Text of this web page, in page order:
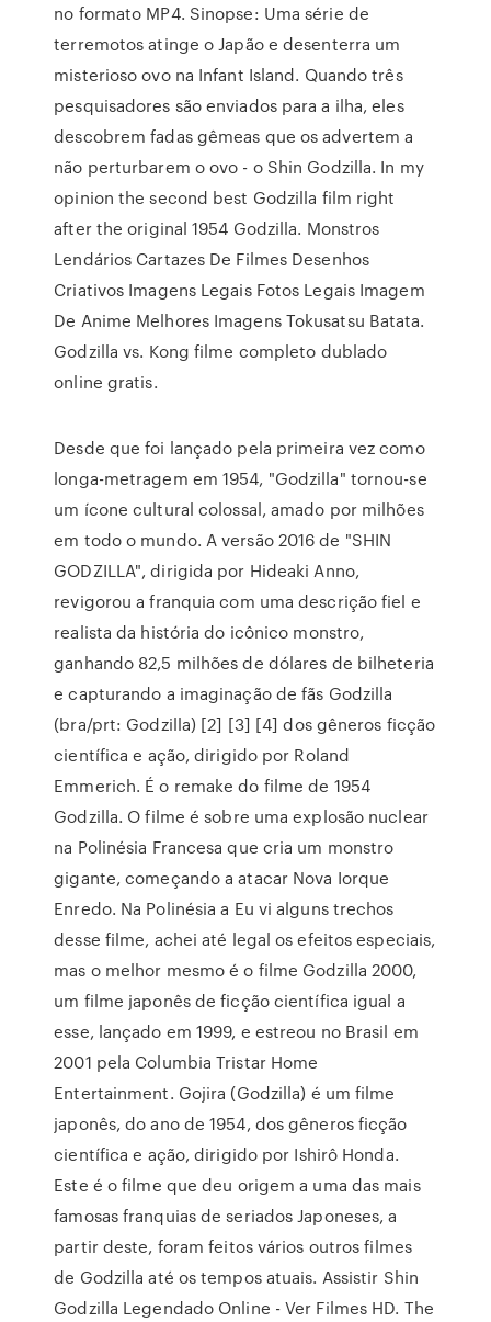
no formato MP4. Sinopse: Uma série de
terremotos atinge o Japão e desenterra um
misterioso ovo na Infant Island. Quando três
pesquisadores são enviados para a ilha, eles
descobrem fadas gêmeas que os advertem a
não perturbarem o ovo - o Shin Godzilla. In my
opinion the second best Godzilla film right
after the original 1954 Godzilla. Monstros
Lendários Cartazes De Filmes Desenhos
Criativos Imagens Legais Fotos Legais Imagem
De Anime Melhores Imagens Tokusatsu Batata.
Godzilla vs. Kong filme completo dublado
online gratis.
Desde que foi lançado pela primeira vez como
longa-metragem em 1954, "Godzilla" tornou-se
um ícone cultural colossal, amado por milhões
em todo o mundo. A versão 2016 de "SHIN
GODZILLA", dirigida por Hideaki Anno,
revigorou a franquia com uma descrição fiel e
realista da história do icônico monstro,
ganhando 82,5 milhões de dólares de bilheteria
e capturando a imaginação de fãs Godzilla
(bra/prt: Godzilla) [2] [3] [4] dos gêneros ficção
científica e ação, dirigido por Roland
Emmerich. É o remake do filme de 1954
Godzilla. O filme é sobre uma explosão nuclear
na Polinésia Francesa que cria um monstro
gigante, começando a atacar Nova Iorque
Enredo. Na Polinésia a Eu vi alguns trechos
desse filme, achei até legal os efeitos especiais,
mas o melhor mesmo é o filme Godzilla 2000,
um filme japonês de ficção científica igual a
esse, lançado em 1999, e estreou no Brasil em
2001 pela Columbia Tristar Home
Entertainment. Gojira (Godzilla) é um filme
japonês, do ano de 1954, dos gêneros ficção
científica e ação, dirigido por Ishirô Honda.
Este é o filme que deu origem a uma das mais
famosas franquias de seriados Japoneses, a
partir deste, foram feitos vários outros filmes
de Godzilla até os tempos atuais. Assistir Shin
Godzilla Legendado Online - Ver Filmes HD. The